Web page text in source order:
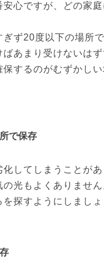
心ですが、どの家
ず20度以下の場所
あまり受けないは
するのがむずかし
で保存
してしまうことが
光もよくありませ
探すようにしましょ